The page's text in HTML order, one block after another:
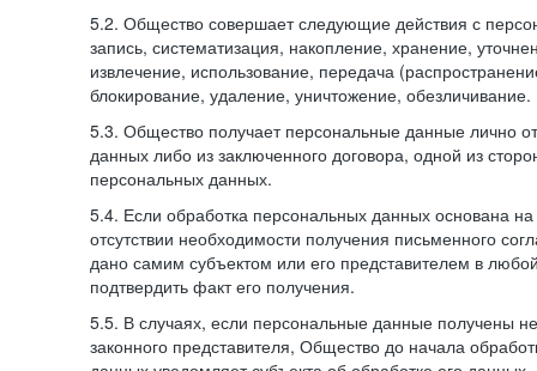
5.2. Общество совершает следующие действия с
запись, систематизация, накопление, хранение,
извлечение, использование, передача
блокирование, удаление, уничтожение, обезличивание.
5.3. Общество получает персональные данные лично
данных либо из заключенного договора, одной из
персональных данных.
5.4. Если обработка персональных данных основана на
отсутствии необходимости получения письменного
дано самим субъектом или его представителем в
подтвердить факт его получения.
5.5. В случаях, если персональные данные получены
законного представителя, Общество до начала